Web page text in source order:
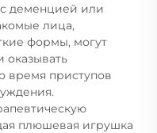
деменцией или
лица,
формы, могут
оказывать
время приступов
плюшевая игрушка